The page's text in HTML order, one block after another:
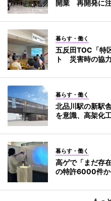
開業 再開発に
暮らす・働く
五反田TOC「特
ト 災害時の協
暮らす・働く
北品川駅の新駅
を意識、高架化
暮らす・働く
高ゲで「まだ存
の特許6000件